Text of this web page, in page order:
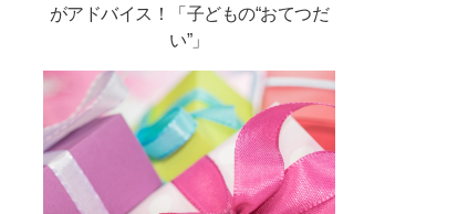
がアドバイス！「子どもの“おてつだ
い”」